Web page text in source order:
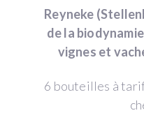
Reyneke
de la
vignes et
6 bouteilles à